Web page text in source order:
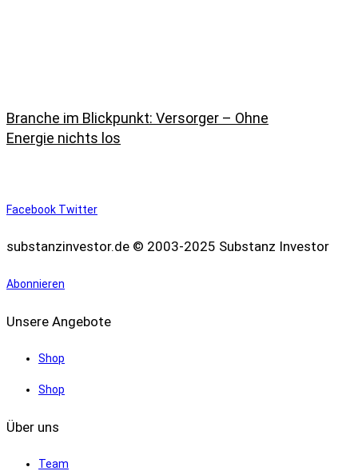
Branche im Blickpunkt: Versorger – Ohne
Energie nichts los
Facebook Twitter
substanzinvestor.de © 2003-2025 Substanz Investor
Abonnieren
Unsere Angebote
Shop
Shop
Über uns
Team